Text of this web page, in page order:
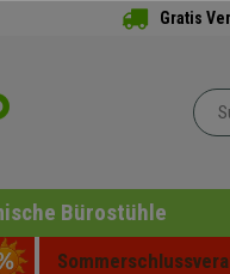
Gratis
Bürostühle